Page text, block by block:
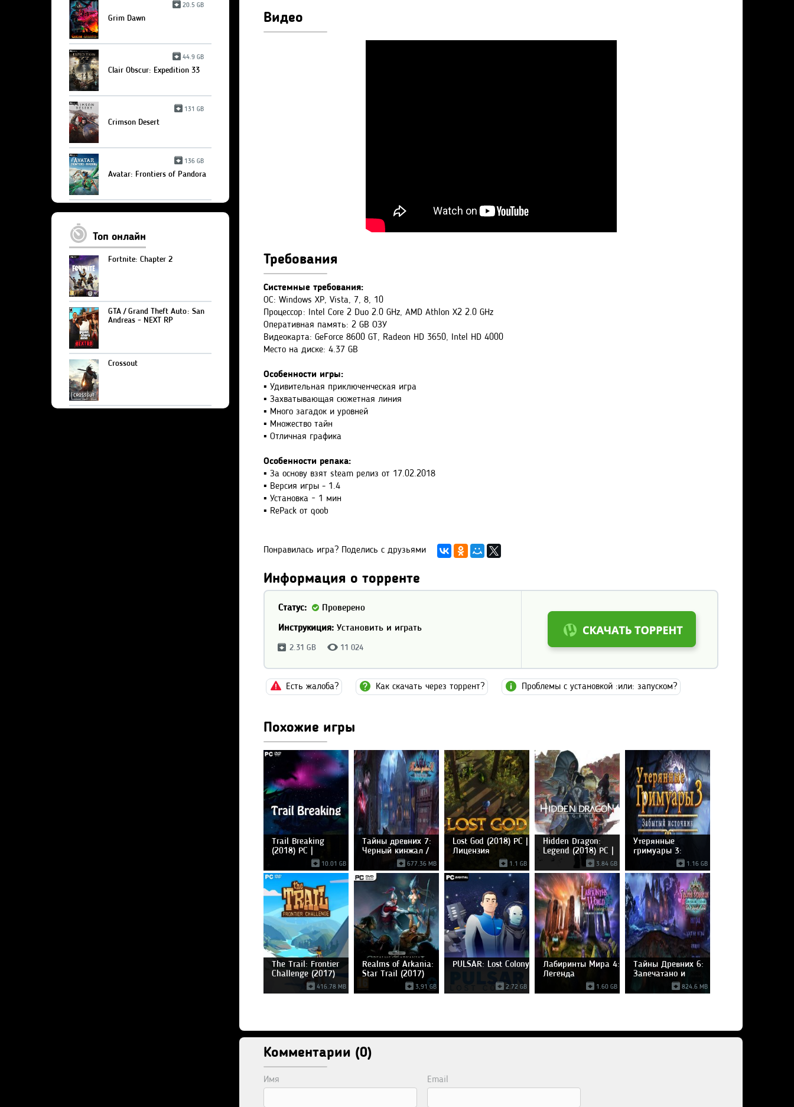
20.5 GB
Grim Dawn
44.9 GB
Clair Obscur: Expedition 33
131 GB
Crimson Desert
136 GB
Avatar: Frontiers of Pandora
Топ онлайн
Fortnite: Chapter 2
GTA / Grand Theft Auto: San
Andreas - NEXT RP
Crossout
Видео
Требования
Системные требования:
ОС: Windows XP, Vista, 7, 8, 10
Процессор: Intel Core 2 Duo 2.0 GHz, AMD Athlon X2 2.0 GHz
Оперативная память: 2 GB ОЗУ
Видеокарта: GeForce 8600 GT, Radeon HD 3650, Intel HD 4000
Место на диске: 4.37 GB
Особенности игры:
▪ Удивительная приключенческая игра
▪ Захватывающая сюжетная линия
▪ Много загадок и уровней
▪ Множество тайн
▪ Отличная графика
Особенности репака:
▪ За основу взят steam релиз от 17.02.2018
▪ Версия игры - 1.4
▪ Установка ~ 1 мин
▪ RePack от qoob
Понравилась игра? Поделись с друзьями
Информация о торренте
Статус: Проверено
Инструкиция: Установить и играть
2.31 GB 11 024
Есть жалоба? Как скачать через торрент? Проблемы с установкой :или: запуском?
Похожие игры
Trail Breaking
(2018) PC |
10.01 GB
Тайны древних 7:
Черный кинжал /
677.36 MB
Lost God (2018) PC |
Лицензия
1.1 GB
Hidden Dragon:
Legend (2018) PC |
3.84 GB
Утерянные
гримуары 3:
1.16 GB
The Trail: Frontier
Challenge (2017)
416.78 MB
Realms of Arkania:
Star Trail (2017)
3,91 GB
PULSAR: Lost Colony
2.72 GB
Лабиринты Мира 4:
Легенда
Стоунхенджа
1.60 GB
Тайны Древних 6:
Запечатано и
824.6 MB
Комментарии (0)
Имя Email